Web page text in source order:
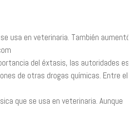
usa en veterinaria. También aumentó
del éxtasis, las autoridades
de otras drogas químicas. Entre
que se usa en veterinaria. Aunque